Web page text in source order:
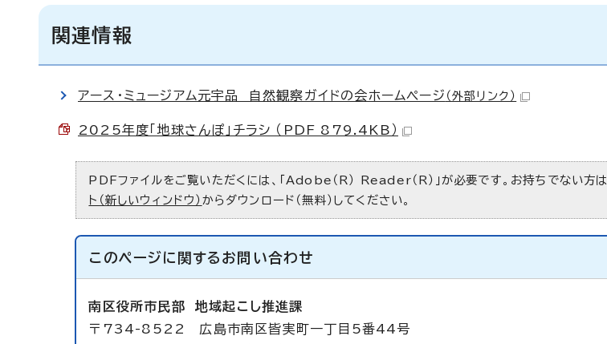
関連情報
アース・ミュージアム元宇品 自然観察ガイドの会ホームページ （外部リンク）
2025年度「地球さんぽ」チラシ （PDF 879.4KB）
PDFファイルをご覧いただくには、「Adobe（R） Reader（R）」が必要です。お持ちでない方は
ト（新しいウィンドウ） からダウンロード（無料）してください。
このページに関する お問い合わせ
南区役所市民部地域起こし推進課
〒734-8522 広島市南区皆実町一丁目5番44号